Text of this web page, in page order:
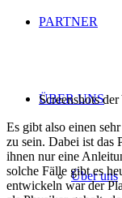
PARTNER
ÜBER UNS
Über uns
Screenshots
Es gibt also einen
zu sein. Dabei ist das
ihnen nur eine
solche Fälle gibt es
entwickeln war der